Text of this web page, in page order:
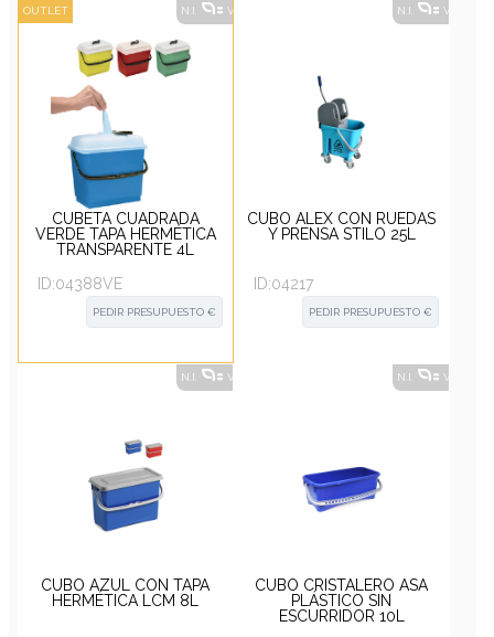
OUTLET N.I. VER ALTERNATIVAS
CUBETA CUADRADA
VERDE TAPA HERMÉTICA
TRANSPARENTE 4L
ID:04388VE
PEDIR PRESUPUESTO €
N.I. VER
CUBO ALEX CON RUEDAS
Y PRENSA STILO 25L
ID:04217
PEDIR PRESUPUESTO €
N.I. VER ALTERNATIVAS
CUBO AZUL CON TAPA
HERMÉTICA LCM 8L
N.I. VER
CUBO CRISTALERO ASA
PLÁSTICO SIN
ESCURRIDOR 10L